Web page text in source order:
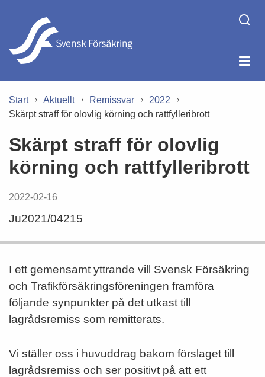
Start Aktuellt Remissvar
2022
Skärpt straff för olovlig körning och rattfylleribrott
Skärpt straff för olovlig
körning och rattfylleribrott
2022-02-16
Ju2021/04215
I ett gemensamt yttrande vill Svensk Försäkring
och Trafikförsäkringsföreningen framföra
följande synpunkter på det utkast till
lagrådsremiss som remitterats.
Vi ställer oss i huvuddrag bakom förslaget till
lagrådsremiss och ser positivt på att ett